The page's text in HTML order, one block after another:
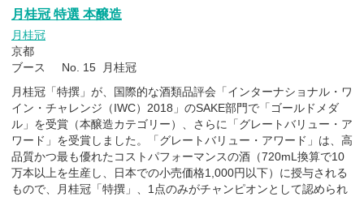
月桂冠 特選 本醸造
月桂冠
京都
ブース No. 15 月桂冠
月桂冠「特撰」が、国際的な酒類品評会「インターナショナル・ワ
イン・チャレンジ（IWC）2018」のSAKE部門で「ゴールドメダ
ル」を受賞（本醸造カテゴリー）、さらに「グレートバリュー・ア
ワード」を受賞しました。「グレートバリュー・アワード」は、高
品質かつ最も優れたコストパフォーマンスの酒（720mL換算で10
万本以上を生産し、日本での小売価格1,000円以下）に授与される
もので、月桂冠「特撰」、1点のみがチャンピオンとして認められ